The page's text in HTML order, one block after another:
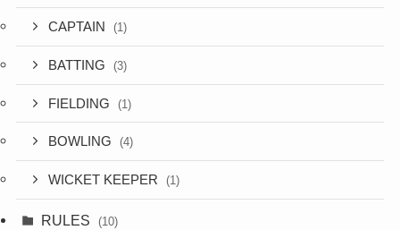
CAPTAIN (1)
BATTING (3)
FIELDING (1)
BOWLING (4)
WICKET KEEPER (1)
RULES (10)